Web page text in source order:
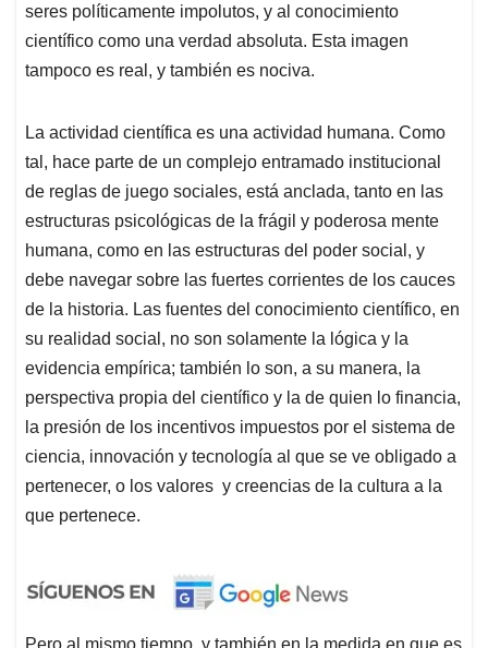
seres políticamente impolutos, y al conocimiento
científico como una verdad absoluta. Esta imagen
tampoco es real, y también es nociva.
La actividad científica es una actividad humana. Como
tal, hace parte de un complejo entramado institucional
de reglas de juego sociales, está anclada, tanto en las
estructuras psicológicas de la frágil y poderosa mente
humana, como en las estructuras del poder social, y
debe navegar sobre las fuertes corrientes de los cauces
de la historia. Las fuentes del conocimiento científico, en
su realidad social, no son solamente la lógica y la
evidencia empírica; también lo son, a su manera, la
perspectiva propia del científico y la de quien lo financia,
la presión de los incentivos impuestos por el sistema de
ciencia, innovación y tecnología al que se ve obligado a
pertenecer, o los valores y creencias de la cultura a la
que pertenece.
Pero al mismo tiempo, y también en la medida en que es